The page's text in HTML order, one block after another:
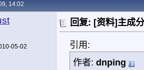
14:02
05-02
回复: [资料]主成
引用:
作者: dnping